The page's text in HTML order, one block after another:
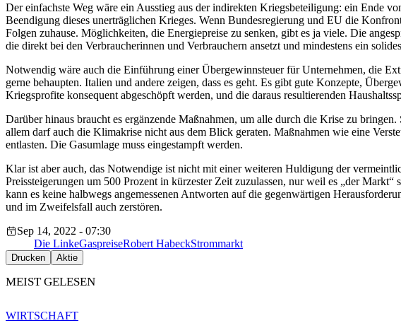
Der einfachste Weg wäre ein Ausstieg aus der indirekten Kriegsbeteiligung: ein Ende
Beendigung dieses unerträglichen Krieges. Wenn Bundesregierung und EU die
Folgen zuhause. Möglichkeiten, die Energiepreise zu senken, gibt es ja viele. Die
die direkt bei den Verbraucherinnen und Verbrauchern ansetzt und mindestens ein
Notwendig wäre auch die Einführung einer Übergewinnsteuer für Unternehmen, die
gerne behaupten. Italien und andere zeigen, dass es geht. Es gibt gute Konzepte,
Kriegsprofite konsequent abgeschöpft werden, und die daraus resultierenden
Darüber hinaus braucht es ergänzende Maßnahmen, um alle durch die Krise zu
allem darf auch die Klimakrise nicht aus dem Blick geraten. Maßnahmen wie eine
entlasten. Die Gasumlage muss eingestampft werden.
Klar ist aber auch, das Notwendige ist nicht mit einer weiteren Huldigung der
Preissteigerungen um 500 Prozent in kürzester Zeit zuzulassen, nur weil es „der
kann es keine halbwegs angemessenen Antworten auf die gegenwärtigen
und im Zweifelsfall auch zerstören.
Sep 14, 2022 - 07:30
Die LinkeGaspreiseRobert HabeckStrommarkt
Drucken Aktie
MEIST GELESEN
WIRTSCHAFT